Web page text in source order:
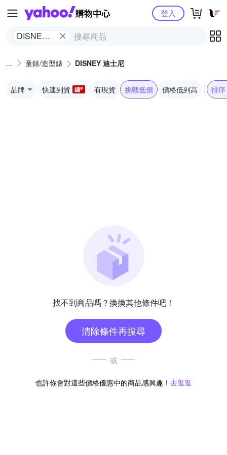
Yahoo購物中心
DISNEY
登入
童錶/造型錶 DISNEY 迪士尼
品牌 快速到貨 有現貨 挑戰低價 價格低到高 排序
找不到商品嗎？換換其他條件吧！
清除條件再搜尋
或
也許你會對這些價格優惠中的商品感興趣！ 去逛逛